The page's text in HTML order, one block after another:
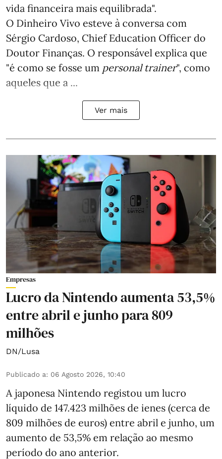
vida financeira mais equilibrada".
O Dinheiro Vivo esteve à conversa com
Sérgio Cardoso, Chief Education Officer do
Doutor Finanças. O responsável explica que
"é como se fosse um personal trainer", como
aqueles que a ...
Ver mais
Empresas
Lucro da Nintendo aumenta 53,5%
entre abril e junho para 809
milhões
DN/Lusa
Publicado a: 06 Agosto 2026, 10:40
A japonesa Nintendo registou um lucro
líquido de 147.423 milhões de ienes (cerca de
809 milhões de euros) entre abril e junho, um
aumento de 53,5% em relação ao mesmo
período do ano anterior.